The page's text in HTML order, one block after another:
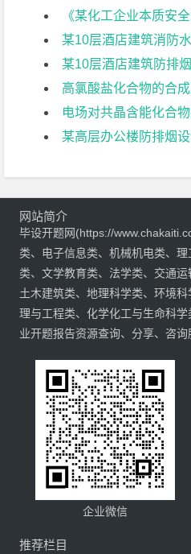
《某化工企业本质安全系统设
某10层酒店建筑消防
某10层酒店建筑防排
高氯酸盐化合物的合
电场对共晶含能化合
某高层办公楼防排烟设
网站简介
毕设开题网(https://
类、电子信息类、机械机电类、
类、文学教育类、法学类、交通运
土木建筑类、地理科学类、环境
理与工程类、化学化工与生命科
业开题报告资源查询、分享、咨询
企业微信
推荐栏目